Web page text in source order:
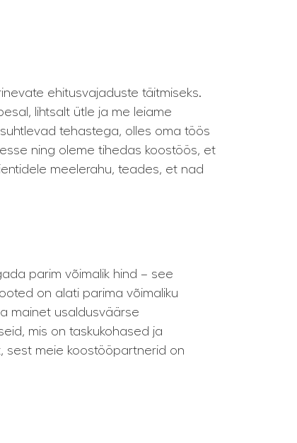
ehitusvajaduste täitmiseks.
lihtsalt ütle ja me leiame
tehastega, olles oma töös
ning oleme tihedas koostöös, et
meelerahu, teades, et nad
parim võimalik hind – see
on alati parima võimaliku
mainet usaldusväärse
mis on taskukohased ja
sest meie koostööpartnerid on